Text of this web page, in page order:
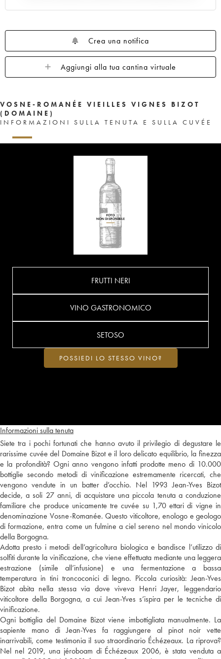
Crea una notifica
Aggiungi alla tua cantina virtuale
VOSNE-ROMANÉE VIEILLES VIGNES BIZOT
(DOMAINE)
INFORMAZIONI SULLA TENUTA E SULLA CUVÉE
Informazioni sulla tenuta
Siete tra i pochi fortunati che hanno avuto il privilegio di degustare le
rarissime cuvée del Domaine Bizot e il loro delicato equilibrio, la finezza
e la profondità? Ogni anno vengono infatti prodotte meno di 10.000
bottiglie secondo metodi di vinificazione estremamente ricercati, che
vengono vendute in un batter d’occhio. Nel 1993 Jean-Yves Bizot
decide, a soli 27 anni, di acquistare una piccola tenuta a conduzione
familiare che produce unicamente tre cuvée su 1,70 ettari di vigne in
denominazione Vosne-Romanée. Questo viticoltore, enologo e geologo
di formazione, entra come un fulmine a ciel sereno nel mondo vinicolo
della Borgogna.
Adotta presto i metodi dell’agricoltura biologica e bandisce l’utilizzo di
solfiti durante la vinificazione, che viene effettuata mediante una leggera
estrazione (simile all’infusione) e una fermentazione a bassa
temperatura in tini troncoconici di legno. Piccola curiosità: Jean-Yves
Bizot abita nella stessa via dove viveva Henri Jayer, leggendario
viticoltore della Borgogna, a cui Jean-Yves s’ispira per le tecniche di
vinificazione.
Ogni bottiglia del Domaine Bizot viene imbottigliata manualmente. La
sapiente mano di Jean-Yves fa raggiungere al pinot noir vette
inarrivabili, come testimonia il suo straordinario Échézeaux. La riprova?
Nel nel 2019, una jéroboam di Échézeaux 2006, è stata venduta a
FRUTTI NERI
VINO GASTRONOMICO
SETOSO
POSSIEDI LO STESSO VINO?